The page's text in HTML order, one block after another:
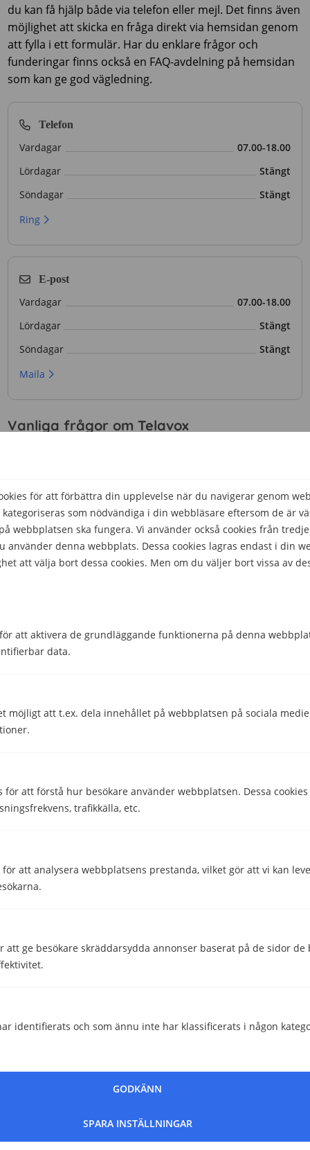
för att förbättra din upplevelse när du navigerar genom
kategoriseras som nödvändiga i din webbläsare eftersom de är
webbplatsen ska fungera. Vi använder också cookies från
använder denna webbplats. Dessa cookies lagras endast i din
att välja bort dessa cookies. Men om du väljer bort vissa av
att aktivera de grundläggande funktionerna på denna
data.
möjligt att t.ex. dela innehållet på webbplatsen på sociala
för att förstå hur besökare använder webbplatsen. Dessa
trafikkälla, etc.
för att analysera webbplatsens prestanda, vilket gör att vi kan
att ge besökare skräddarsydda annonser baserat på de sidor
identifierats och som ännu inte har klassificerats i någon
SPARA INSTÄLLNINGAR
GODKÄNN
du kan få hjälp både via telefon eller mejl. Det finns även
möjlighet att skicka en fråga direkt via hemsidan genom
att fylla i ett formulär. Har du enklare frågor och
funderingar finns också en FAQ-avdelning på hemsidan
som kan ge god vägledning.
Telefon
Vardagar
07.00-18.00
Lördagar
Stängt
Söndagar
Stängt
Ring
E-post
Vardagar
07.00-18.00
Lördagar
Stängt
Söndagar
Stängt
Maila
Vanliga frågor om Telavox
Hur snabbt kan man surfa med Telavox?
Erbjuder Telavox fri surf?
Dela Dela
Telekomskribent